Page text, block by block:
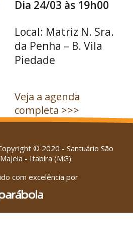
Dia 24/03 às 19h00
Local: Matriz N. Sra.
da Penha – B. Vila
Piedade
Veja a agenda
completa >>>
© 2020 - Santuário São
- Itabira (MG)
com excelência por